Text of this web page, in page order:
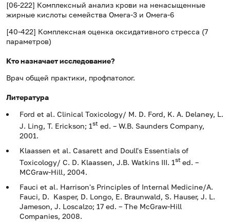
[06-222] Комплексный анализ крови на ненасыщенные
жирные кислоты семейства Омега-3 и Омега-6
[40-422] Комплексная оценка оксидативного стресса (7
параметров)
Кто назначает исследование?
Врач общей практики, профпатолог.
Литература
Ford et al. Clinical Toxicology/ M. D. Ford, K. A. Delaney, L.
J. Ling, T. Erickson; 1st ed. – W.B. Saunders Company,
2001.
Klaassen et al. Casarett and Doull's Essentials of
Toxicology/ C. D. Klaassen, J.B. Watkins III. 1st ed. –
MCGraw-Hill, 2004.
Fauci et al. Harrison's Principles of Internal Medicine/A.
Fauci, D. Kasper, D. Longo, E. Braunwald, S. Hauser, J. L.
Jameson, J. Loscalzo; 17 ed. – The McGraw-Hill
Companies, 2008.